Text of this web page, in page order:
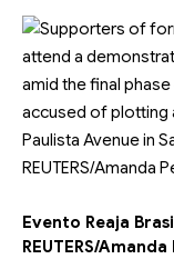
Evento Reaja
REUTERS/